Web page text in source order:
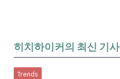
히치하이커의 최신 기사
Trends